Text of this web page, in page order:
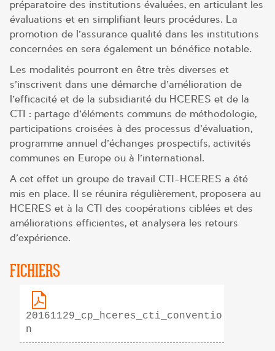
préparatoire des institutions évaluées, en articulant les
évaluations et en simplifiant leurs procédures. La
promotion de l’assurance qualité dans les institutions
concernées en sera également un bénéfice notable.
Les modalités pourront en être très diverses et
s’inscrivent dans une démarche d’amélioration de
l’efficacité et de la subsidiarité du HCERES et de la
CTI : partage d’éléments communs de méthodologie,
participations croisées à des processus d’évaluation,
programme annuel d’échanges prospectifs, activités
communes en Europe ou à l’international.
A cet effet un groupe de travail CTI-HCERES a été
mis en place. Il se réunira régulièrement, proposera au
HCERES et à la CTI des coopérations ciblées et des
améliorations efficientes, et analysera les retours
d’expérience.
FICHIERS
20161129_cp_hceres_cti_conventio
n